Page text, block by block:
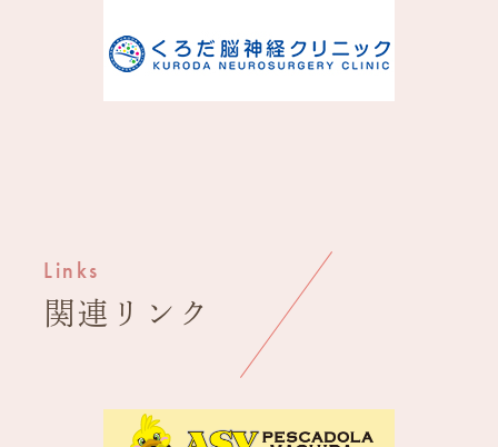
Links
関連 リンク